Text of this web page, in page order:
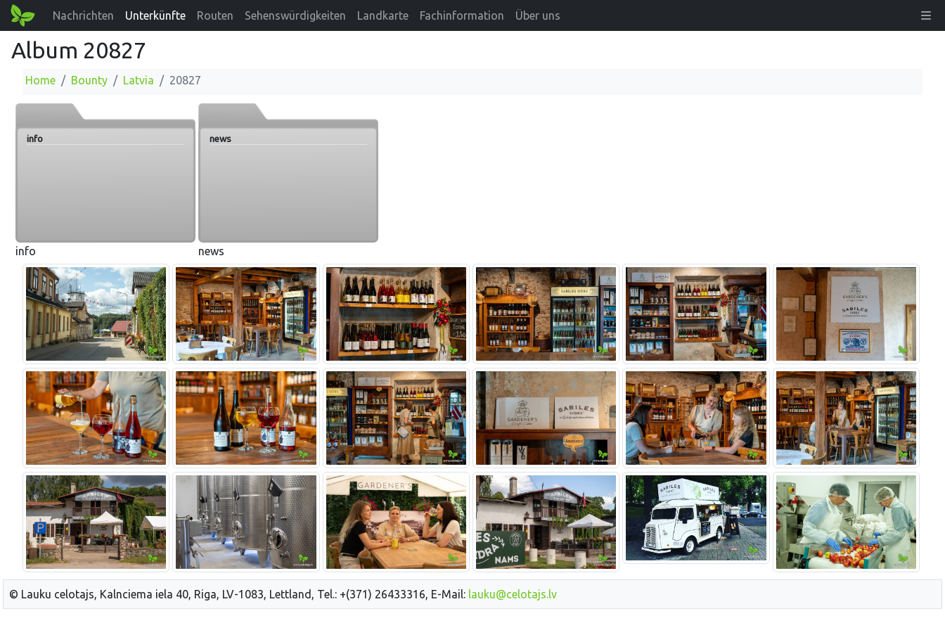
Nachrichten Unterkünfte Routen Sehenswürdigkeiten Landkarte Fachinformation Über uns
Album 20827
Home Bounty Latvia 20827
info
info
news
news
© Lauku celotajs, Kalnciema iela 40, Riga, LV-1083, Lettland, Tel.: +(371) 26433316, E-Mail: lauku@celotajs.lv